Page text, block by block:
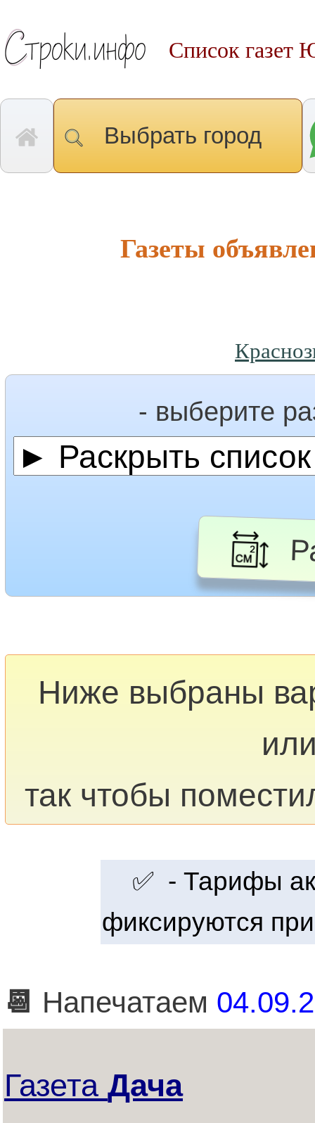
Список газет
Выбрать город
Газеты
- выберите
Ниже выбраны
так чтобы
✅ - Тарифы
фиксируются
📆 Напечатаем
Газета Дача